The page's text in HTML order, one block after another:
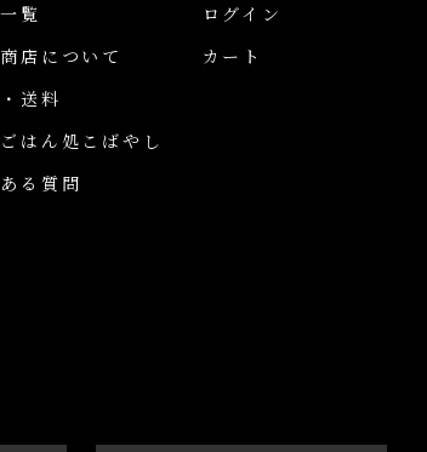
覧
店について
送料
はん処こばやし
る質問
ログイン
カート